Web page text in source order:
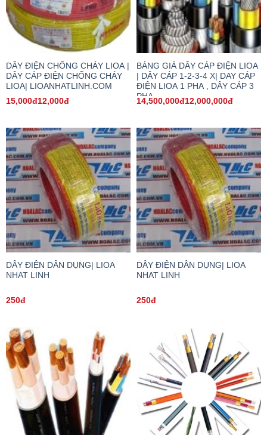
DÂY ĐIỆN CHỐNG CHÁY LIOA |
DÂY CÁP ĐIỆN CHỐNG CHÁY
LIOA| LIOANHATLINH.COM
15,000đ12,000đ
BẢNG GIÁ DÂY CÁP ĐIỆN LIOA
| DÂY CÁP 1-2-3-4 X| DAY CÁP
ĐIỆN LIOA 1 PHA , DÂY CÁP 3
PHA
14,500,000đ12,000,000đ
DÂY ĐIỆN DÂN DỤNG| LIOA
NHAT LINH
250đ
DÂY ĐIỆN DÂN DỤNG| LIOA
NHAT LINH
250đ